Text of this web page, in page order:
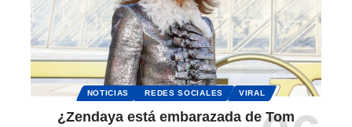
NOTICIAS REDES SOCIALES VIRAL
¿Zendaya está embarazada de Tom